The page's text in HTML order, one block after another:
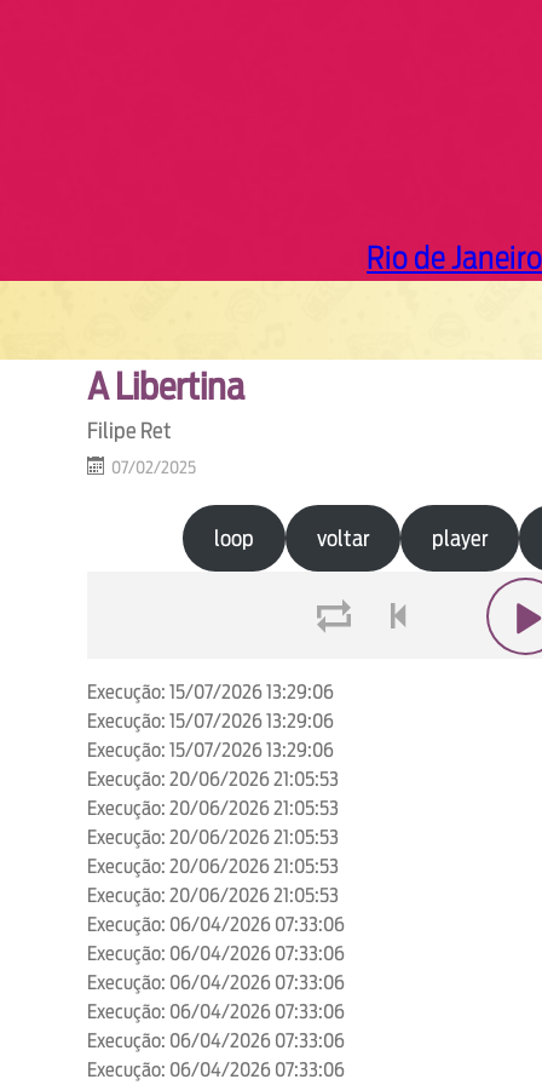
Rio de Janeiro
A Libertina
Filipe Ret
07/02/2025
loop voltar player
Execução: 15/07/2026 13:29:06
Execução: 15/07/2026 13:29:06
Execução: 15/07/2026 13:29:06
Execução: 20/06/2026 21:05:53
Execução: 20/06/2026 21:05:53
Execução: 20/06/2026 21:05:53
Execução: 20/06/2026 21:05:53
Execução: 20/06/2026 21:05:53
Execução: 06/04/2026 07:33:06
Execução: 06/04/2026 07:33:06
Execução: 06/04/2026 07:33:06
Execução: 06/04/2026 07:33:06
Execução: 06/04/2026 07:33:06
Execução: 06/04/2026 07:33:06